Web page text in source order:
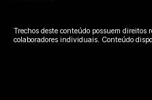
Trechos deste conteúdo possuem
colaboradores individuais. Conteúdo